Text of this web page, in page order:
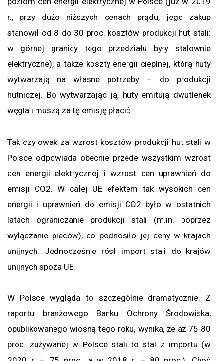
r., przy dużo niższych cenach prądu, jego zakup
stanowił od 8 do 30 proc. kosztów produkcji hut stali:
w górnej granicy tego przedziału były stalownie
elektryczne), a także koszty energii cieplnej, którą huty
wytwarzają na własne potrzeby – do produkcji
hutniczej. Bo wytwarzając ją, huty emitują dwutlenek
węgla i muszą za tę emisję płacić.
Tak czy owak za wzrost kosztów produkcji hut stali w
Polsce odpowiada obecnie przede wszystkim wzrost
cen energii elektrycznej i wzrost cen uprawnień do
emisji CO2. W całej UE efektem tak wysokich cen
energii i uprawnień do emisji CO2 było w ostatnich
latach ograniczanie produkcji stali (m.in. poprzez
wyłączanie pieców), co podnosiło jej ceny w krajach
unijnych. Jednocześnie rósł import stali do krajów
unijnych spoza UE.
W Polsce wygląda to szczególnie dramatycznie. Z
raportu branżowego Banku Ochrony Środowiska,
opublikowanego wiosną tego roku, wynika, że aż 75-80
proc. zużywanej w Polsce stali to stal z importu (w